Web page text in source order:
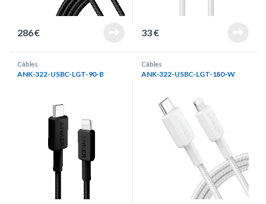
286€ 33€
Câbles
ANK-322-USBC-LGT-90-B
Câbles
ANK-322-USBC-LGT-180-W